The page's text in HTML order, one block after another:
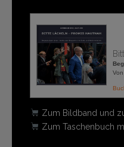
Zum Bildband und
Zum Taschenbuch